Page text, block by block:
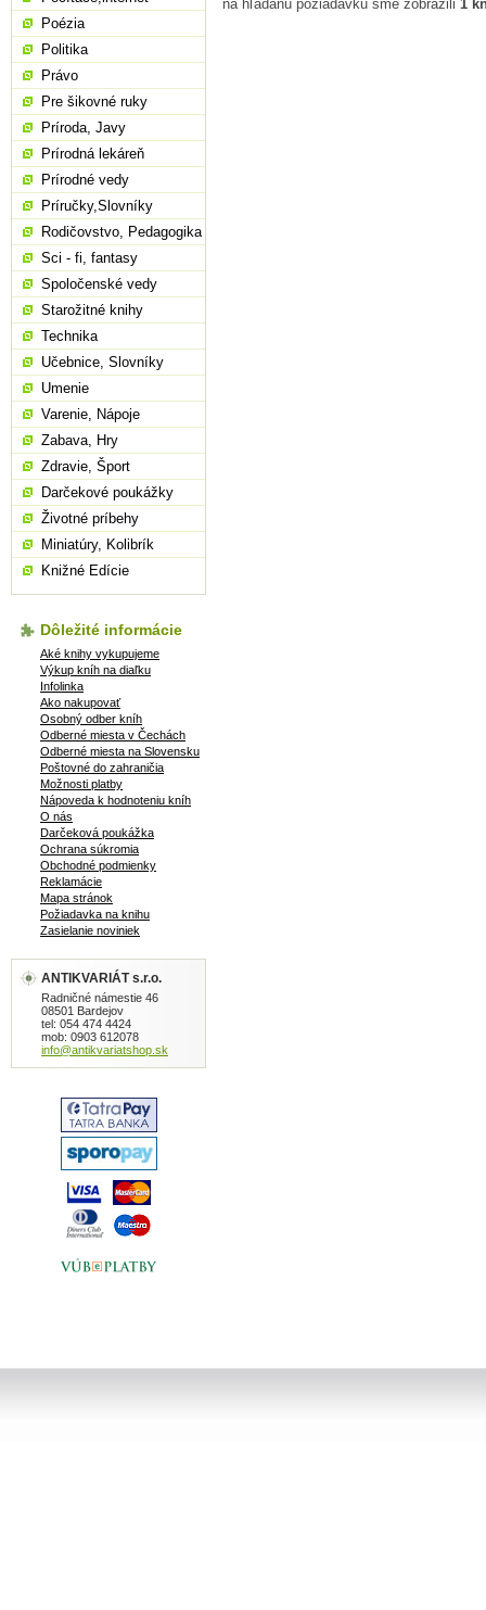
na hľadanú požiadavku sme zobrazili 1
Poézia
Politika
Právo
Pre šikovné ruky
Príroda, Javy
Prírodná lekáreň
Prírodné vedy
Príručky,Slovníky
Rodičovstvo, Pedagogika
Sci - fi, fantasy
Spoločenské vedy
Starožitné knihy
Technika
Učebnice, Slovníky
Umenie
Varenie, Nápoje
Zabava, Hry
Zdravie, Šport
Darčekové poukážky
Životné príbehy
Miniatúry, Kolibrík
Knižné Edície
Dôležité informácie
Aké knihy vykupujeme
Výkup kníh na diaľku
Infolinka
Ako nakupovať
Osobný odber kníh
Odberné miesta v Čechách
Odberné miesta na Slovensku
Poštovné do zahraničia
Možnosti platby
Nápoveda k hodnoteniu kníh
O nás
Darčeková poukážka
Ochrana súkromia
Obchodné podmienky
Reklamácie
Mapa stránok
Požiadavka na knihu
Zasielanie noviniek
ANTIKVARIÁT s.r.o.
Radničné námestie 46
08501 Bardejov
tel: 054 474 4424
mob: 0903 612078
info@antikvariatshop.sk